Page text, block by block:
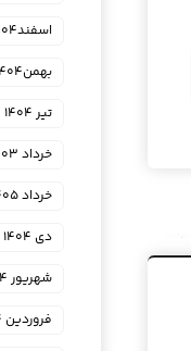
اسفند۱۴۰۴
بهمن۱۴۰۴
تیر ۱۴۰۴
خرداد ۱۴۰۳
خرداد ۱۴۰۵
دی ۱۴۰۴
شهریور ۱۴۰۴
فروردین ۱۴۰۴